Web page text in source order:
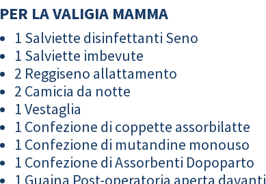
PER LA VALIGIA MAMMA
1 Salviette disinfettanti Seno
1 Salviette imbevute
2 Reggiseno allattamento
2 Camicia da notte
1 Vestaglia
1 Confezione di coppette assorbilatte
1 Confezione di mutandine monouso
1 Confezione di Assorbenti Dopoparto
1 Guaina Post-operatoria aperta davanti